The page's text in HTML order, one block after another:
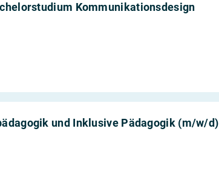
Kommunikationsdesign
und Inklusive Pädagogik (m/w/d)